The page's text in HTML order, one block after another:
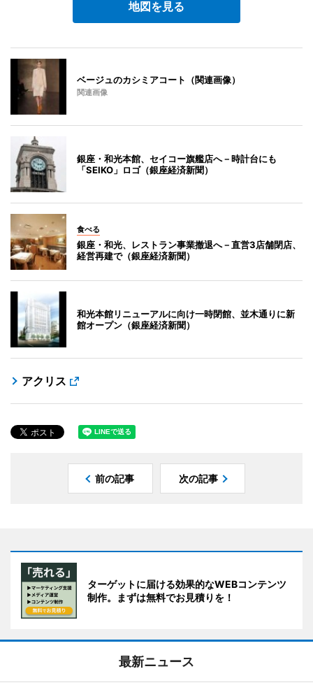
地図を見る
ベージュのカシミアコート（関連画像）
関連画像
銀座・和光本館、セイコー旗艦店へ－時計台にも
「SEIKO」ロゴ（銀座経済新聞）
食べる
銀座・和光、レストラン事業撤退へ－直営3店舗閉店、
経営再建で（銀座経済新聞）
和光本館リニューアルに向け一時閉館、並木通りに新
館オープン（銀座経済新聞）
アクリス
前の記事 次の記事
ターゲットに届ける効果的なWEBコンテンツ
制作。まずは無料でお見積りを！
最新ニュース